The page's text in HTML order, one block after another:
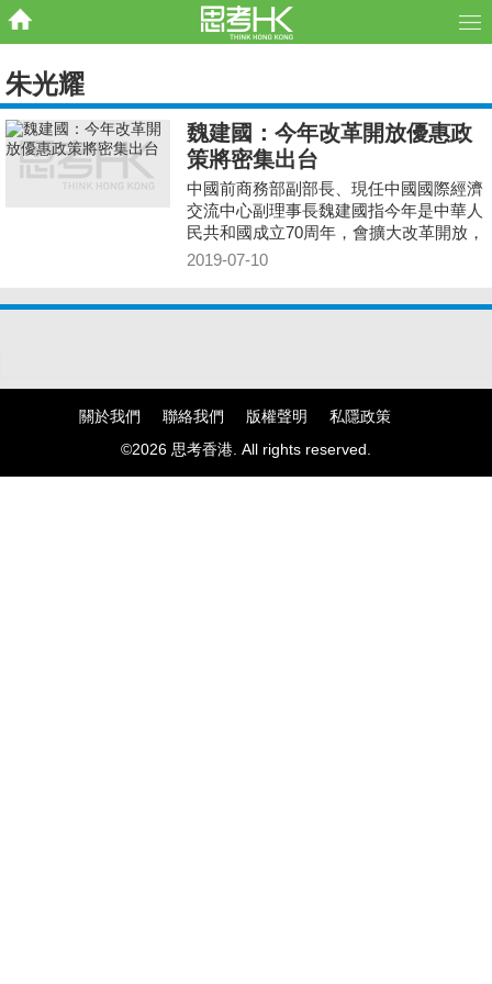
朱光耀
魏建國：今年改革開放優惠政
策將密集出台
中國前商務部副部長、現任中國國際經濟
交流中心副理事長魏建國指今年是中華人
民共和國成立70周年，會擴大改革開放，
亦是相關優惠政策密集出台的一年。
2019-07-10
關於我們 聯絡我們 版權聲明
私隱政策
©2026 思考香港. All rights reserved.